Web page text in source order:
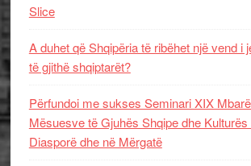
Slice
A duhet që Shqipëria të ribëhet një vend i
të gjithë shqiptarët?
Përfundoi me sukses Seminari XIX
Mësuesve të Gjuhës Shqipe dhe
Diasporë dhe në Mërgatë